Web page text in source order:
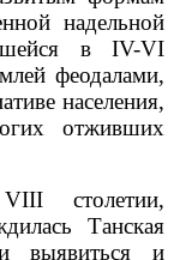
надельной
в IV-VI
феодалами,
населения,
отживших
столетии,
Танская
выявиться и